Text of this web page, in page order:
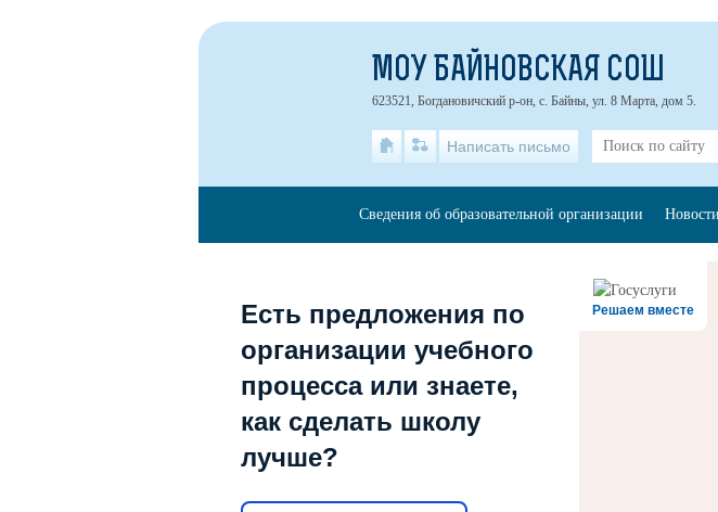
Решаем вместе
Есть предложения по
организации учебного
процесса или знаете,
как сделать школу
лучше?
МОУ БАЙНОВСКАЯ СОШ
623521, Богдановичский р-он, с. Байны, ул. 8 Марта, дом 5.
Написать письмо
Сведения об образовательной организации Новости